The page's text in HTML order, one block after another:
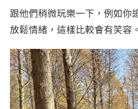
跟他們稍微玩樂一下，例如你
放鬆情緒，這樣比較會有笑容。